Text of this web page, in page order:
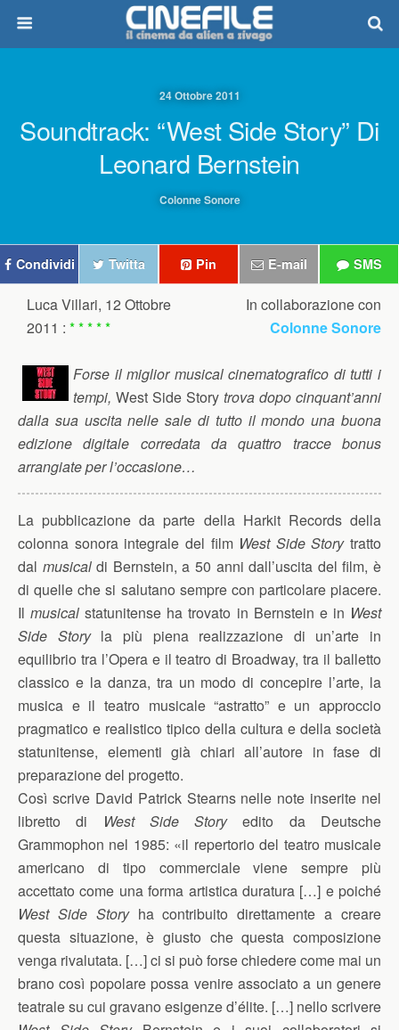
24 Ottobre 2011
Soundtrack: “West Side Story” Di
Leonard Bernstein
Colonne Sonore
Condividi Twitta Pin E-mail SMS
Luca Villari, 12 Ottobre
2011 : * * * * *
In collaborazione con
Colonne Sonore
Forse il miglior musical cinematografico di tutti i
tempi, West Side Story trova dopo cinquant’anni
dalla sua uscita nelle sale di tutto il mondo una buona
edizione digitale corredata da quattro tracce bonus
arrangiate per l’occasione…
La pubblicazione da parte della Harkit Records della
colonna sonora integrale del film West Side Storytratto
dal musicaldi Bernstein, a 50 anni dall’uscita del film, è
di quelle che si salutano sempre con particolare piacere.
Ilmusical statunitense ha trovato in Bernstein e in West
Side Storyla più piena realizzazione di un’arte in
equilibrio tra l’Opera e il teatro di Broadway, tra il balletto
classico e la danza, tra un modo di concepire l’arte, la
musica e il teatro musicale “astratto” e un approccio
pragmatico e realistico tipico della cultura e della società
statunitense, elementi già chiari all’autore in fase di
preparazione del progetto.
Così scrive David Patrick Stearns nelle note inserite nel
libretto di
West Side Storyedito da Deutsche
Grammophon nel 1985: «il repertorio del teatro musicale
americano di tipo commerciale viene sempre più
accettato come una forma artistica duratura […] e poiché
West Side Storyha contribuito direttamente a creare
questa situazione, è giusto che questa composizione
venga rivalutata. […] ci si può forse chiedere come mai un
brano così popolare possa venire associato a un genere
teatrale su cui gravano esigenze d’élite. […] nello scrivere